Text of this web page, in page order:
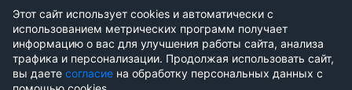
Этот сайт использует cookies и автоматически с
использованием метрических программ получает
информацию о вас для улучшения работы сайта, анализа
трафика и персонализации. Продолжая использовать сайт,
вы даете согласие на обработку персональных данных с